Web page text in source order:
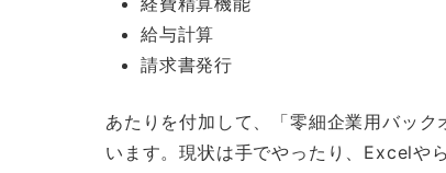
給与計算
請求書発行
あたりを付加して、「零細企業用バッ
います。現状は手でやったり、Excelや